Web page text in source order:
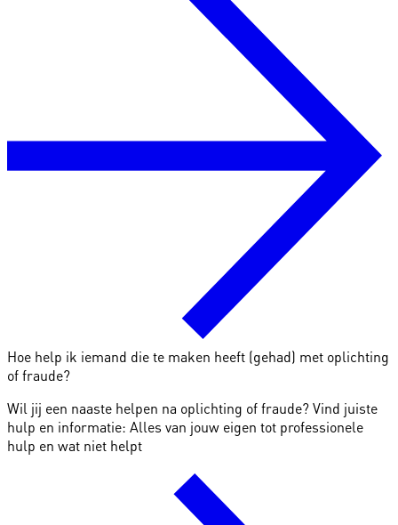
Hoe help ik iemand die te maken heeft (gehad) met oplichting
of fraude?
Wil jij een naaste helpen na oplichting of fraude? Vind juiste
hulp en informatie: Alles van jouw eigen tot professionele
hulp en wat niet helpt